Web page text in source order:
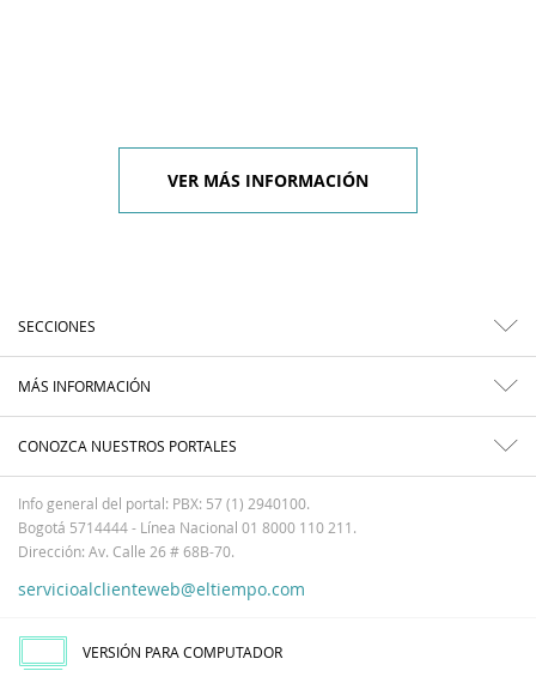
VER MÁS INFORMACIÓN
SECCIONES
MÁS INFORMACIÓN
CONOZCA NUESTROS PORTALES
Info general del portal: PBX: 57 (1) 2940100.
Bogotá 5714444 - Línea Nacional 01 8000 110 211.
Dirección: Av. Calle 26 # 68B-70.
servicioalclienteweb@eltiempo.com
VERSIÓN PARA COMPUTADOR